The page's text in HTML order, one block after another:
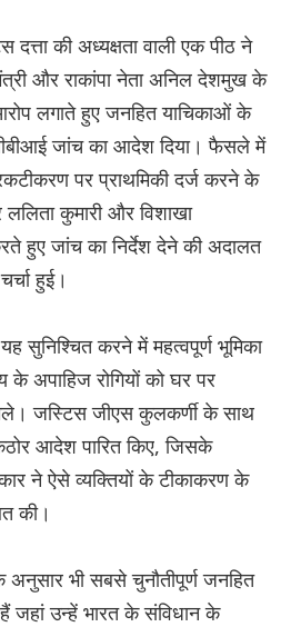
दत्ता की अध्यक्षता वाली एक पीठ ने
और राकांपा नेता अनिल देशमुख के
लगाते हुए जनहित याचिकाओं के
जांच का आदेश दिया। फैसले में
पर प्राथमिकी दर्ज करने के
कुमारी और विशाखा
हुए जांच का निर्देश देने की अदालत
हुई।
सुनिश्चित करने में महत्वपूर्ण भूमिका
के अपाहिज रोगियों को घर पर
जस्टिस जीएस कुलकर्णी के साथ
आदेश पारित किए, जिसके
ने ऐसे व्यक्तियों के टीकाकरण के
की।
अनुसार भी सबसे चुनौतीपूर्ण जनहित
जहां उन्हें भारत के संविधान के